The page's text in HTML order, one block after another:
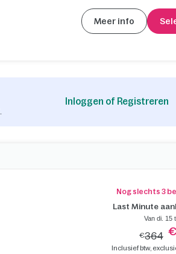
Meer info
Inloggen of Registreren
Nog slechts 3
Last Minute
Van di. 15
€364 €
Inclusief btw,